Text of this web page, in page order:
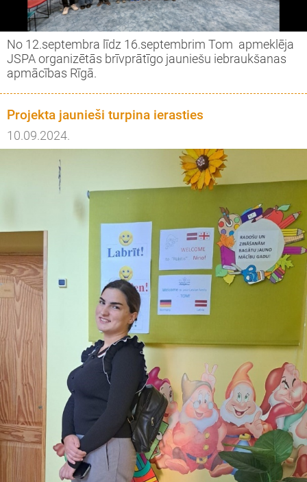
No 12.septembra līdz 16.septembrim Tom apmeklēja
JSPA organizētās brīvprātīgo jauniešu iebraukšanas
apmācības Rīgā.
Projekta jaunieši turpina ierasties
10.09.2024.